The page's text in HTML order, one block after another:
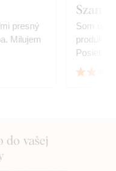
presný
Milujem
Som
produktom. Ďakujem za
Posielam
do vašej